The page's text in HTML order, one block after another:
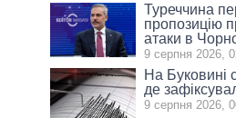
Туреччина
пропозицію
атаки в
9 серпня 2026,
На Буковині
де
9 серпня 2026,